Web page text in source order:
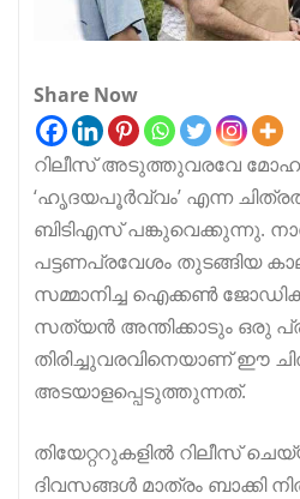
Share Now
റിലീസ് അടുത്തുവരവേ
‘ഹൃദയപൂർവ്വം’ എന്ന
ബിടിഎസ് പങ്കുവെക്കുന്നു.
പട്ടണപ്രവേശം തുടങ്ങിയ
സമ്മാനിച്ച ഐക്കൺ
സത്യൻ അന്തിക്കാടും ഒരു
തിരിച്ചുവരവിനെയാണ് ഈ
അടയാളപ്പെടുത്തുന്നത്.
തിയേറ്ററുകളിൽ റിലീസ്
ദിവസങ്ങൾ മാത്രം ബാക്കി